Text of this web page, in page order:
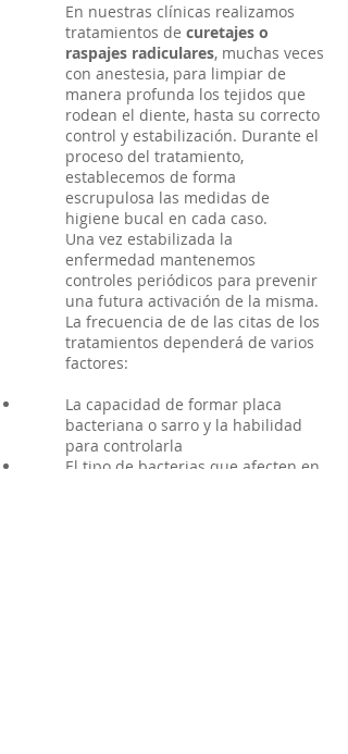
En nuestras clínicas realizamos
tratamientos de curetajes o
raspajes radiculares, muchas veces
con anestesia, para limpiar de
manera profunda los tejidos que
rodean el diente, hasta su correcto
control y estabilización. Durante el
proceso del tratamiento,
establecemos de forma
escrupulosa las medidas de
higiene bucal en cada caso.
Una vez estabilizada la
enfermedad mantenemos
controles periódicos para prevenir
una futura activación de la misma.
La frecuencia de de las citas de los
tratamientos dependerá de varios
factores:
La capacidad de formar placa
bacteriana o sarro y la habilidad
para controlarla
El tipo de bacterias que afecten en